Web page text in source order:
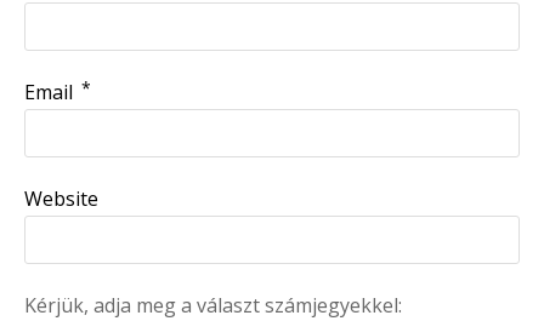
Email *
Website
Kérjük, adja meg a választ számjegyekkel: